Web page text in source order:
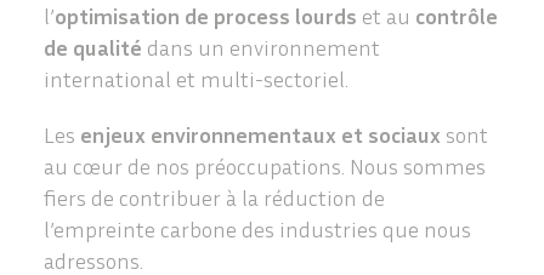
l’optimisation de process lourds et au contrôle
de qualité dans un environnement
international et multi-sectoriel.
Les enjeux environnementaux et sociaux sont
au cœur de nos préoccupations. Nous sommes
fiers de contribuer à la réduction de
l’empreinte carbone des industries que nous
adressons.